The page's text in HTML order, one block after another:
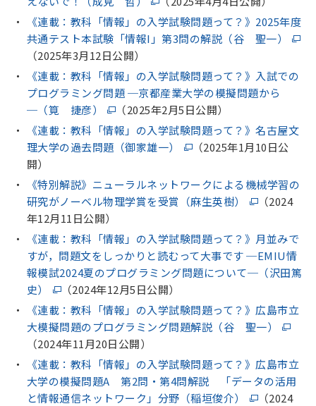
《連載：教科「情報」の入学試験問題って？》2025年度
共通テスト本試験「情報I」第3問の解説（谷 聖一）
（2025年3月12日公開）
《連載：教科「情報」の入学試験問題って？》入試での
プログラミング問題 ─京都産業大学の模擬問題から
─（筧 捷彦）
（2025年2月5日公開）
《連載：教科「情報」の入学試験問題って？》名古屋文
理大学の過去問題（御家雄一）
（2025年1月10日公
開）
《特別解説》ニューラルネットワークによる機械学習の
研究がノーベル物理学賞を受賞（麻生英樹）
（2024
年12月11日公開）
《連載：教科「情報」の入学試験問題って？》月並みで
すが，問題文をしっかりと読むって大事です ─EMIU情
報模試2024夏のプログラミング問題について─（沢田篤
史）
（2024年12月5日公開）
《連載：教科「情報」の入学試験問題って？》広島市立
大模擬問題のプログラミング問題解説（谷 聖一）
（2024年11月20日公開）
《連載：教科「情報」の入学試験問題って？》広島市立
大学の模擬問題A 第2問・第4問解説 「データの活用
と情報通信ネットワーク」分野（稲垣俊介）
（2024